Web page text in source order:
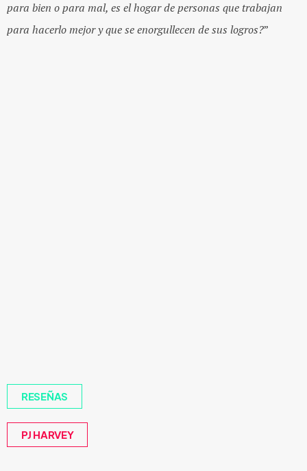
para bien o para mal, es el hogar de personas que trabajan
para hacerlo mejor y que se enorgullecen de sus logros?”
RESEÑAS
PJ HARVEY